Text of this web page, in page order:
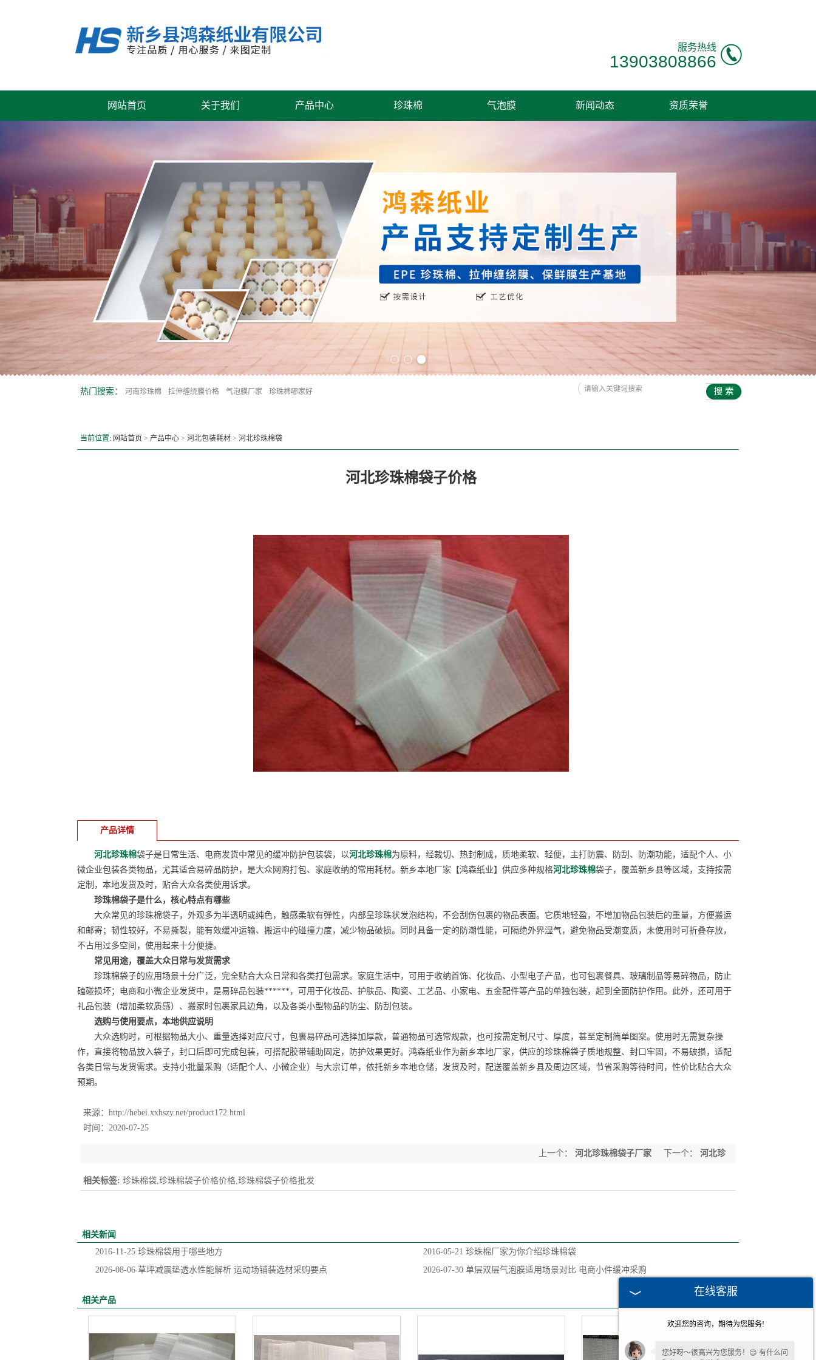
服务热线
13903808866
网站首页 关于我们 产品中心 珍珠棉 气泡膜 新闻动态 资质荣誉
热门搜索： 河南珍珠棉 拉伸缠绕膜价格 气泡膜厂家 珍珠棉哪家好
当前位置: 网站首页 > 产品中心 > 河北包装耗材 > 河北珍珠棉袋
河北珍珠棉袋子价格
产品详情
河北珍珠棉袋子是日常生活、电商发货中常见的缓冲防护包装袋，以河北珍珠棉为原料，经裁切、热封制成，质地柔软、轻便，主打防震、防刮、防潮功能，适配个人、小
微企业包装各类物品，尤其适合易碎品防护，是大众网购打包、家庭收纳的常用耗材。新乡本地厂家【鸿森纸业】供应多种规格河北珍珠棉袋子，覆盖新乡县等区域，支持按需
定制，本地发货及时，贴合大众各类使用诉求。
珍珠棉袋子是什么，核心特点有哪些
大众常见的珍珠棉袋子，外观多为半透明或纯色，触感柔软有弹性，内部呈珍珠状发泡结构，不会刮伤包裹的物品表面。它质地轻盈，不增加物品包装后的重量，方便搬运
和邮寄；韧性较好，不易撕裂，能有效缓冲运输、搬运中的碰撞力度，减少物品破损。同时具备一定的防潮性能，可隔绝外界湿气，避免物品受潮变质，未使用时可折叠存放，
不占用过多空间，使用起来十分便捷。
常见用途，覆盖大众日常与发货需求
珍珠棉袋子的应用场景十分广泛，完全贴合大众日常和各类打包需求。家庭生活中，可用于收纳首饰、化妆品、小型电子产品，也可包裹餐具、玻璃制品等易碎物品，防止
磕碰损坏；电商和小微企业发货中，是易碎品包装******，可用于化妆品、护肤品、陶瓷、工艺品、小家电、五金配件等产品的单独包装，起到全面防护作用。此外，还可用于
礼品包装（增加柔软质感）、搬家时包裹家具边角，以及各类小型物品的防尘、防刮包装。
选购与使用要点，本地供应说明
大众选购时，可根据物品大小、重量选择对应尺寸，包裹易碎品可选择加厚款，普通物品可选常规款，也可按需定制尺寸、厚度，甚至定制简单图案。使用时无需复杂操
作，直接将物品放入袋子，封口后即可完成包装，可搭配胶带辅助固定，防护效果更好。鸿森纸业作为新乡本地厂家，供应的珍珠棉袋子质地规整、封口牢固，不易破损，适配
各类日常与发货需求。支持小批量采购（适配个人、小微企业）与大宗订单，依托新乡本地仓储，发货及时，配送覆盖新乡县及周边区域，节省采购等待时间，性价比贴合大众
预期。
来源： http://hebei.xxhszy.net/product172.html
时间：2020-07-25
上一个： 河北珍珠棉袋子厂家 下一个：
河北珍
相关标签: 珍珠棉袋,珍珠棉袋子价格价格,珍珠棉袋子价格批发
相关新闻
2016-11-25 珍珠棉袋用于哪些地方 2016-05-21 珍珠棉厂家为你介绍珍珠棉袋
2026-08-06 草坪减震垫透水性能解析 运动场铺装选材采购要点 2026-07-30 单层双层气泡膜适用场景对比 电商小件缓冲采购
相关产品
在线客服
欢迎您的咨询，期待为您服务!
您好呀～很高兴为您服务！😊 有什么问